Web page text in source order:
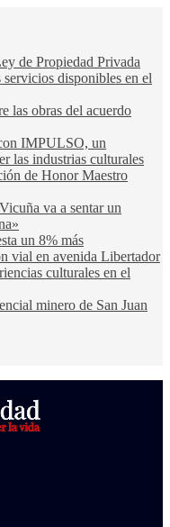
de Propiedad Privada
disponibles en el
las obras del acuerdo
IMPULSO, un
las industrias culturales
de Honor Maestro
va a sentar un
un 8% más
vial en avenida Libertador
culturales en el
minero de San Juan